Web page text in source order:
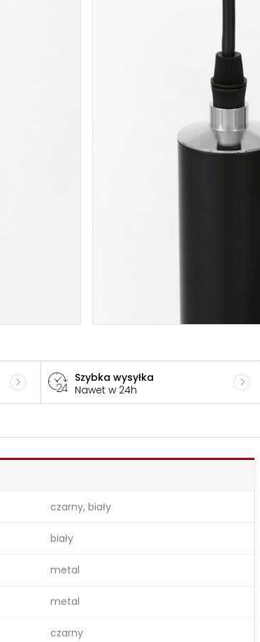
Szybka wysyłka
Nawet w 24h
czarny, biały
biały
metal
metal
czarny